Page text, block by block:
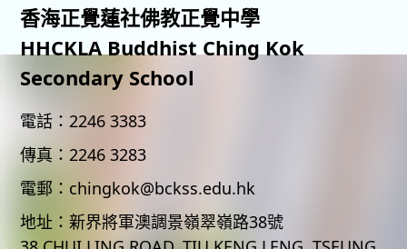
香海正覺蓮社佛教正覺中學
HHCKLA Buddhist Ching Kok
Secondary School
電話： 2246 3383
傳真： 2246 3283
電郵： chingkok@bckss.edu.hk
地址： 新界將軍澳調景嶺翠嶺路38號